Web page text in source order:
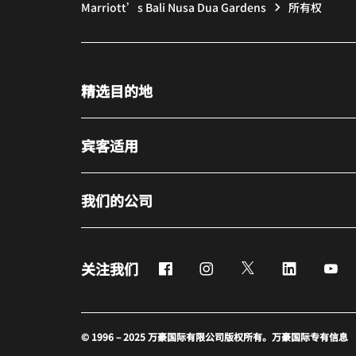
Marriott’s Bali Nusa Dua Gardens 所有权
精选目的地
宾客适用
我们的公司
关注我们 FacebookInstagramTwitter LinkedIn
© 1996 – 2025 万豪国际有限公司版权所有。万豪国际专有信息